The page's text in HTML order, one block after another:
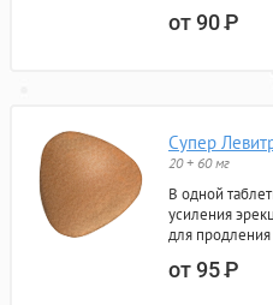
от 90Р
Супер
20 + 60 мг
В одной
усиления
для продления
от 95Р